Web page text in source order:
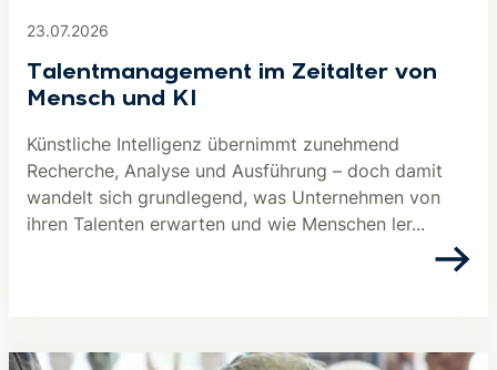
23.07.2026
Talentmanagement im Zeitalter von
Mensch und KI
Künstliche Intelligenz übernimmt zunehmend
Recherche, Analyse und Ausführung – doch damit
wandelt sich grundlegend, was Unternehmen von
ihren Talenten erwarten und wie Menschen ler...